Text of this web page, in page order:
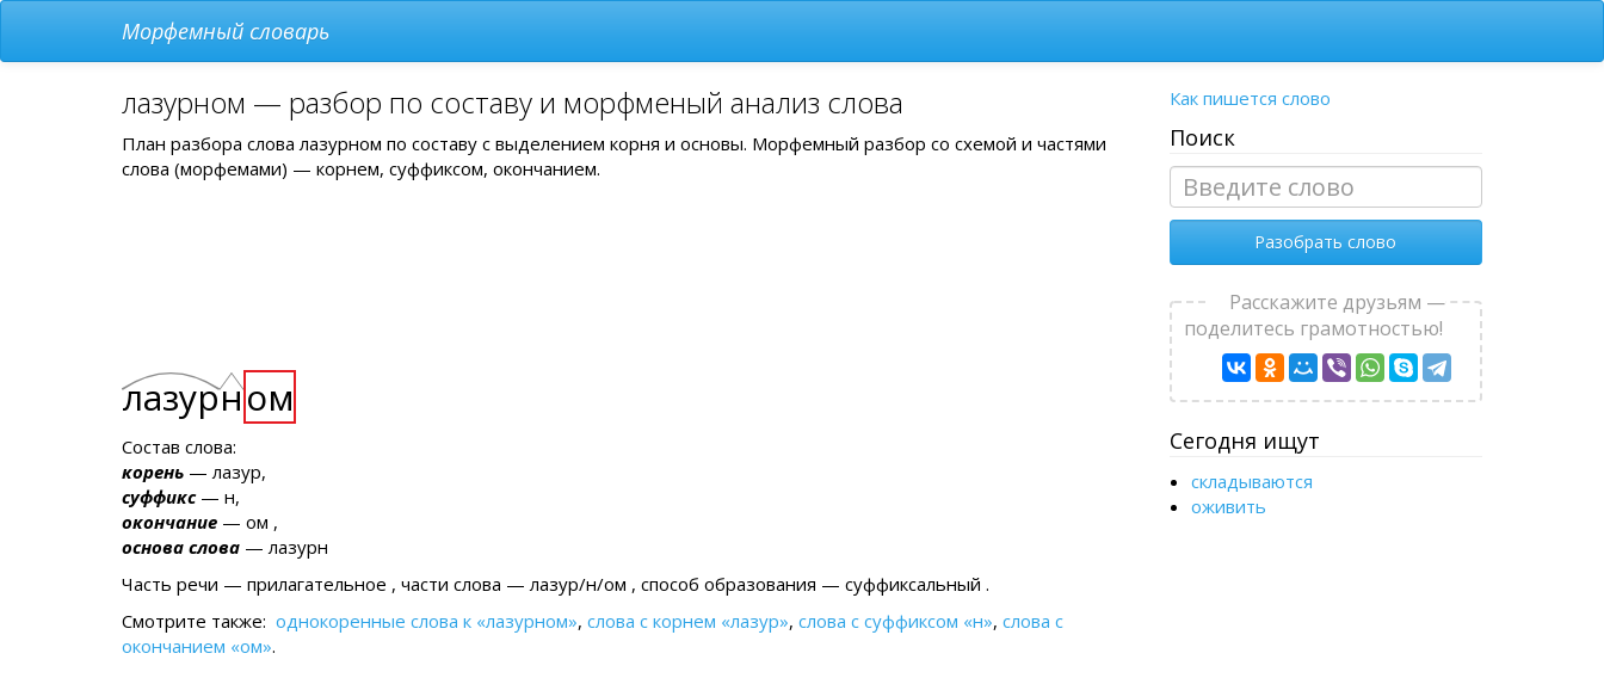
Морфемный словарь
лазурном — разбор по составу и морфменый анализ слова
План разбора слова лазурном по составу с выделением корня и основы. Морфемный разбор со схемой и частями
слова (морфемами) — корнем, суффиксом, окончанием.
лазурном
Состав слова:
корень — лазур,
суффикс— н,
окончание — ом ,
основа слова — лазурн
Часть речи — прилагательное , части слова — лазур/н/ом , cпособ образования — суффиксальный .
Смотрите также: однокоренные слова к «лазурном», слова с корнем «лазур», слова с суффиксом «н», слова с
окончанием «ом».
Как пишется слово
Поиск
Разобрать слово
Расскажите друзьям —
поделитесь грамотностью!
Сегодня ищут
складываются
оживить